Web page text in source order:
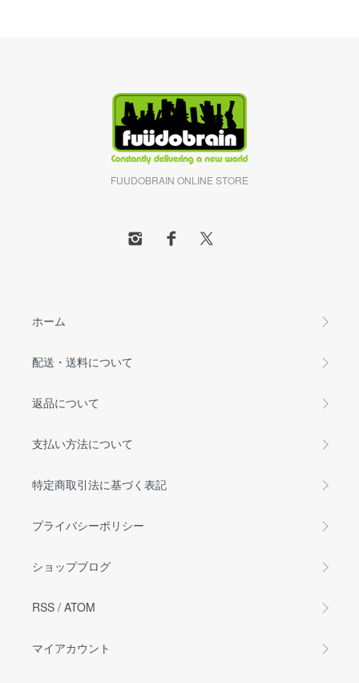
FUUDOBRAIN ONLINE STORE
ホーム
配送・送料について
返品について
支払い方法について
特定商取引法に基づく表記
プライバシーポリシー
ショップブログ
RSS / ATOM
マイアカウント